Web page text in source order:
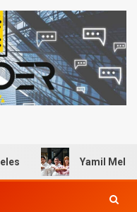
Yamil Melgar